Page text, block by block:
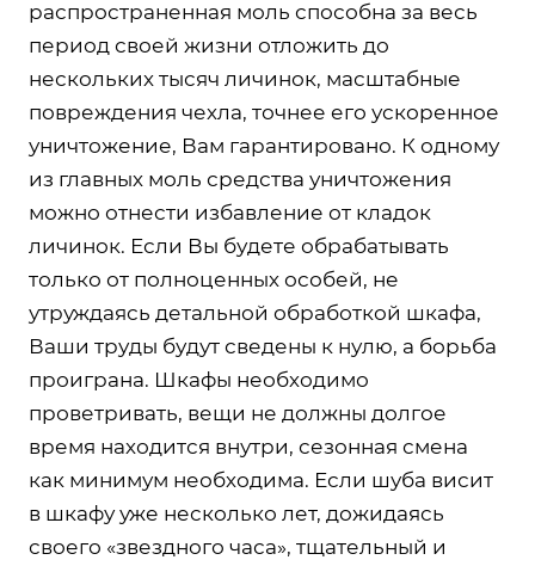
распространенная моль способна за весь
период своей жизни отложить до
нескольких тысяч личинок, масштабные
повреждения чехла, точнее его ускоренное
уничтожение, Вам гарантировано. К одному
из главных моль средства уничтожения
можно отнести избавление от кладок
личинок. Если Вы будете обрабатывать
только от полноценных особей, не
утруждаясь детальной обработкой шкафа,
Ваши труды будут сведены к нулю, а борьба
проиграна. Шкафы необходимо
проветривать, вещи не должны долгое
время находится внутри, сезонная смена
как минимум необходима. Если шуба висит
в шкафу уже несколько лет, дожидаясь
своего «звездного часа», тщательный и